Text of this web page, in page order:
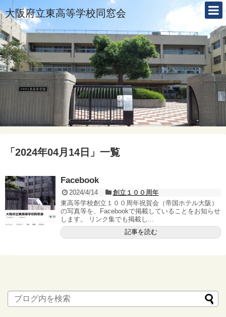
大阪府立東高等学校同窓会
「 2024年04月14日 」 一覧
Facebook
2024/4/14
創立１００周年
東高等学校創立１００周年祝賀会（帝国ホテル大阪）
の写真等を、Facebookで掲載していることをお知らせ
します。 リンク集でも掲載し...
記事を読む